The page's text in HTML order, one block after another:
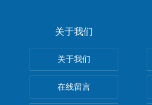
关于我们
关于我们
在线留言